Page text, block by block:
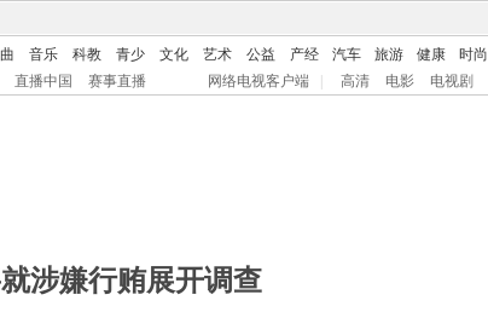
音乐 科教 青少 文化 艺术 公益 产经 汽车 旅游 健康 时尚
直播中国 赛事直播 网络电视客户端 高清 电影 电视剧
涉嫌行贿展开调查